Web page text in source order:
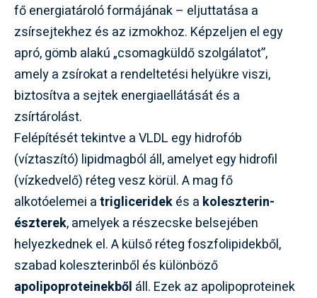
fő energiatároló formájának – eljuttatása a
zsírsejtekhez és az izmokhoz. Képzeljen el egy
apró, gömb alakú „csomagküldő szolgálatot”,
amely a zsírokat a rendeltetési helyükre viszi,
biztosítva a sejtek energiaellátását és a
zsírtárolást.
Felépítését tekintve a VLDL egy hidrofób
(víztaszító) lipidmagból áll, amelyet egy hidrofil
(vízkedvelő) réteg vesz körül. A mag fő
alkotóelemei atrigliceridekés a koleszterin-
észterek, amelyek a részecske belsejében
helyezkednek el. A külső réteg foszfolipidekből,
szabad koleszterinből és különböző
apolipoproteinekből áll. Ezek az apolipoproteinek